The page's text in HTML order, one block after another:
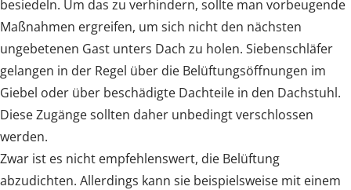
besiedeln. Um das zu verhindern, sollte man vorbeugende
Maßnahmen ergreifen, um sich nicht den nächsten
ungebetenen Gast unters Dach zu holen. Siebenschläfer
gelangen in der Regel über die Belüftungsöffnungen im
Giebel oder über beschädigte Dachteile in den Dachstuhl.
Diese Zugänge sollten daher unbedingt verschlossen
werden.
Zwar ist es nicht empfehlenswert, die Belüftung
abzudichten. Allerdings kann sie beispielsweise mit einem